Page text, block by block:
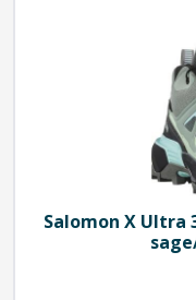
Salomon X Ultra